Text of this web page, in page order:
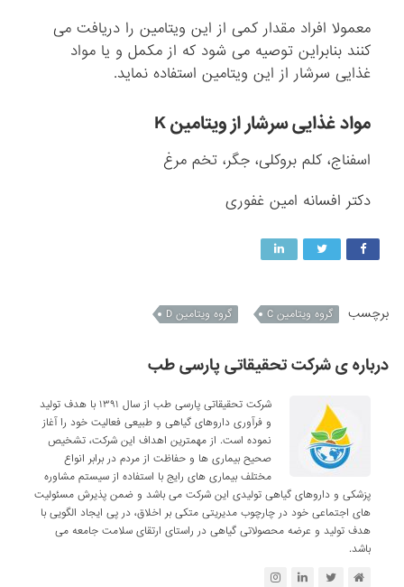
معمولا افراد مقدار کمی از این ویتامین را دریافت می
کنند بنابراین توصیه می شود که از مکمل و یا مواد
غذایی سرشار از این ویتامین استفاده نماید.
مواد غذایی سرشار از ویتامین K
اسفناج، کلم بروکلی، جگر، تخم مرغ
دکتر افسانه امین غفوری
برچسب گروه ویتامین C گروه ویتامین D
درباره ی شرکت تحقیقاتی پارسی طب
شرکت تحقیقاتی پارسی طب از سال ۱۳۹۱ با هدف تولید
و فرآوری داروهای گیاهی و طبیعی فعالیت خود را آغاز
نموده است. از مهمترین اهداف این شرکت، تشخیص
صحیح بیماری ها و حفاظت از مردم در برابر انواع
مختلف بیماری های رایج با استفاده از سیستم مشاوره
پزشکی و داروهای گیاهی تولیدی این شرکت می باشد و ضمن پذیرش مسئولیت
های اجتماعی خود در چارچوب مدیریتی متکی بر اخلاق، در پی ایجاد الگویی با
هدف تولید و عرضه محصولاتی گیاهی در راستای ارتقای سلامت جامعه می
باشد.